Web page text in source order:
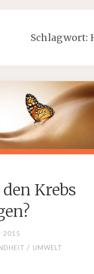
Schlagwort:
Krebs
2015
/ UMWELT